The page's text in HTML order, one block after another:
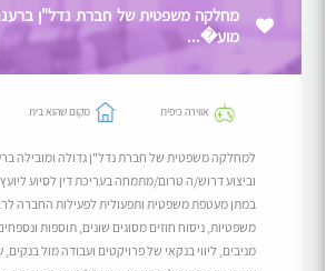
מחלקה משפטית של חברת נדל"ן
מוע�...
אווירה כיפית מקום שהוא בית
למחלקה משפטית של חברת נדל"ן גדולה ומובילה
וביצוע דרוש/ה טרום/מתמחה בעריכת דין לסיוע
במתן מעטפת משפטית ותפעולית לפעילות החברה
משפטיות, ניסוח חוזים מסוגים שונים, תוספות
מניבים, ליווי בנקאי של פרויקטים ועבודה מול